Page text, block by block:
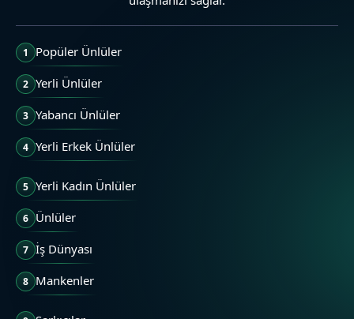
1 Popüler Ünlüler
2 Yerli Ünlüler
3 Yabancı Ünlüler
4 Yerli Erkek Ünlüler
5 Yerli Kadın Ünlüler
6 Ünlüler
7 İş Dünyası
8 Mankenler